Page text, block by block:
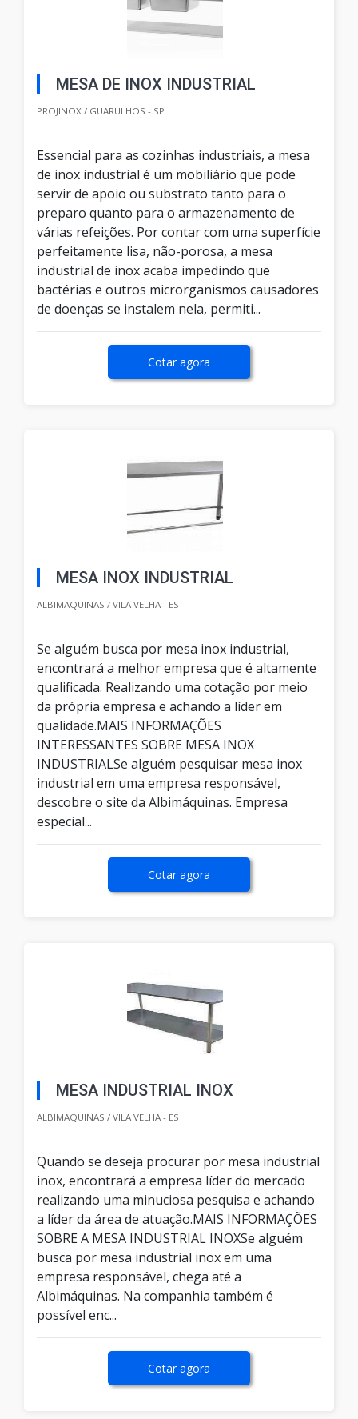
MESA DE INOX INDUSTRIAL
PROJINOX / GUARULHOS - SP
Essencial para as cozinhas industriais, a mesa
de inox industrial é um mobiliário que pode
servir de apoio ou substrato tanto para o
preparo quanto para o armazenamento de
várias refeições. Por contar com uma superfície
perfeitamente lisa, não-porosa, a mesa
industrial de inox acaba impedindo que
bactérias e outros microrganismos causadores
de doenças se instalem nela, permiti...
Cotar agora
MESA INOX INDUSTRIAL
ALBIMAQUINAS / VILA VELHA - ES
Se alguém busca por mesa inox industrial,
encontrará a melhor empresa que é altamente
qualificada. Realizando uma cotação por meio
da própria empresa e achando a líder em
qualidade.MAIS INFORMAÇÕES
INTERESSANTES SOBRE MESA INOX
INDUSTRIALSe alguém pesquisar mesa inox
industrial em uma empresa responsável,
descobre o site da Albimáquinas. Empresa
especial...
Cotar agora
MESA INDUSTRIAL INOX
ALBIMAQUINAS / VILA VELHA - ES
Quando se deseja procurar por mesa industrial
inox, encontrará a empresa líder do mercado
realizando uma minuciosa pesquisa e achando
a líder da área de atuação.MAIS INFORMAÇÕES
SOBRE A MESA INDUSTRIAL INOXSe alguém
busca por mesa industrial inox em uma
empresa responsável, chega até a
Albimáquinas. Na companhia também é
possível enc...
Cotar agora